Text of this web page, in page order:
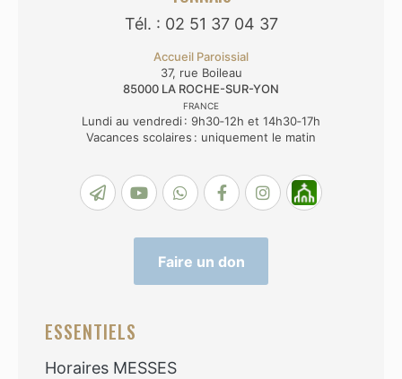
Tél. : 02 51 37 04 37
Accueil Paroissial
37, rue Boileau
85000 LA ROCHE-SUR-YON
FRANCE
Lundi au vendredi : 9h30‑12h et 14h30‑17h
Vacances scolaires : uniquement le matin
Faire un don
ESSENTIELS
Horaires MESSES